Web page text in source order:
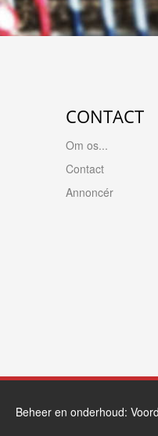
CONTACT
Om os...
Contact
Annoncér
Beheer en onderhoud: